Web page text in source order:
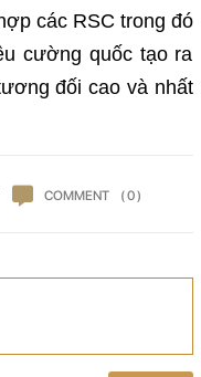
các RSC trong đó
cường quốc tạo ra
đối cao và nhất
COMMENT ( 0 )